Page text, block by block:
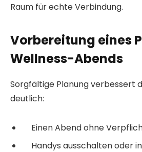
Raum für echte Verbindung.
Vorbereitung eines
Wellness-Abends
Sorgfältige Planung verbessert
deutlich:
Einen Abend ohne
Handys ausschalten oder